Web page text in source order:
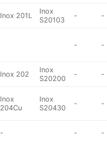
Inox 201L
Inox
S20103
- -
- -
Inox 202
Inox
S20200
- -
Inox
204Cu
Inox
S20430
- -
- - -